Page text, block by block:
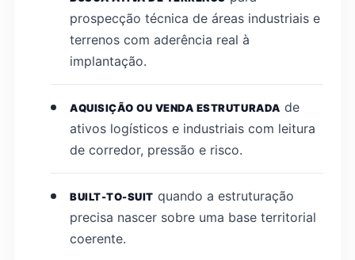
prospecção técnica de áreas industriais e
terrenos com aderência real à
implantação.
AQUISIÇÃO OU VENDA ESTRUTURADA de
ativos logísticos e industriais com leitura
de corredor, pressão e risco.
BUILT-TO-SUIT quando a estruturação
precisa nascer sobre uma base territorial
coerente.